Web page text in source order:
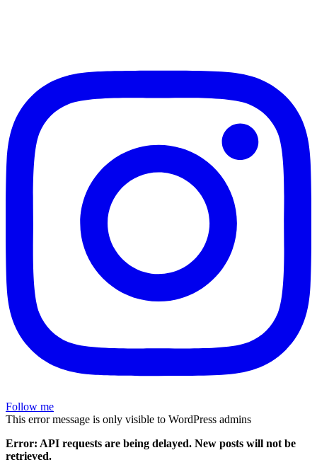
Follow me
This error message is only visible to WordPress admins
Error: API requests are being delayed. New posts will not be
retrieved.